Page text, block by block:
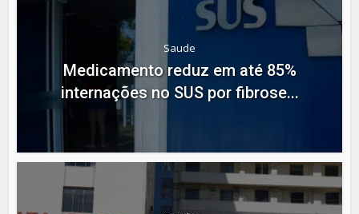
Saude
Medicamento reduz em até 85%
internações no SUS por fibrose...